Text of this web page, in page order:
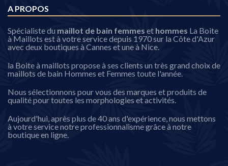
A PROPOS
Spécialiste du maillot de bain femmes et hommes La Boite
à Maillots est à votre service depuis 1970 sur la Côte d'Azur
avec deux boutiques à Cannes et une à Nice.
la Boite à maillots propose à ses clients un très grand choix de
maillots de bain Hommes et Femmes toute l'année.
Nous sélectionnons pour vous des marques et produits de
qualité pour toutes les morphologies et activités.
Aujourd'hui, après plus de 40 ans d'expérience, nous mettons
à votre service notre professionnalisme grâce à notre
boutique en ligne.